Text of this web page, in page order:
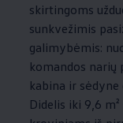
skirtingoms
sunkvežimis
galimybėmis:
komandos narių
kabina ir
Didelis iki 9,6